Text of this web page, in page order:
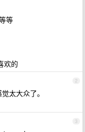
等
欢的
2
太大众了。
3